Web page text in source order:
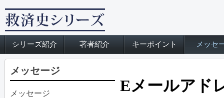
シリーズ紹介 著者紹介 キーポイント メッセ
メッセージ
メッセージ Eメールアド